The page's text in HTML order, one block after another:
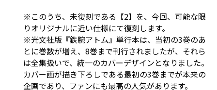
※このうち、未復刻である【2】を、今回、可能な限
りオリジナルに近い仕様にて復刻します。
※光文社版『鉄腕アトム』単行本は、当初の3巻のあ
とに巻数が増え、8巻まで刊行されましたが、それら
は全集扱いで、統一のカバーデザインとなりました。
カバー画が描き下ろしである最初の3巻までが本来の
企画であり、ファンにも最高の人気があります。